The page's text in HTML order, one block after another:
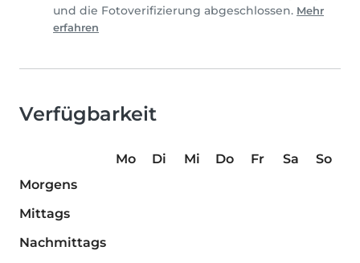
und die Fotoverifizierung abgeschlossen. Mehr
erfahren
Verfügbarkeit
Mo Di Mi Do Fr Sa
So
Morgens
Mittags
Nachmittags